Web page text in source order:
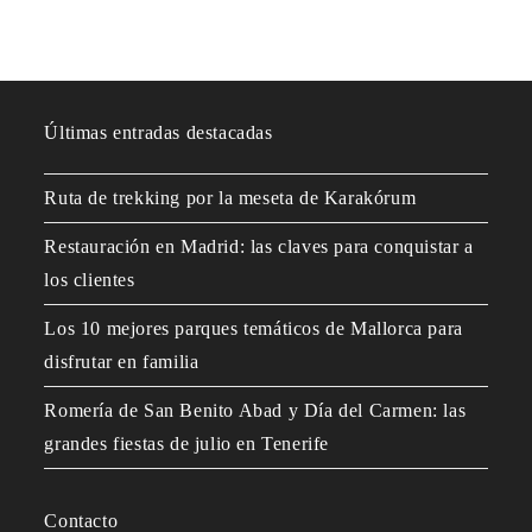
Últimas entradas destacadas
Ruta de trekking por la meseta de Karakórum
Restauración en Madrid: las claves para conquistar a
los clientes
Los 10 mejores parques temáticos de Mallorca para
disfrutar en familia
Romería de San Benito Abad y Día del Carmen: las
grandes fiestas de julio en Tenerife
Contacto